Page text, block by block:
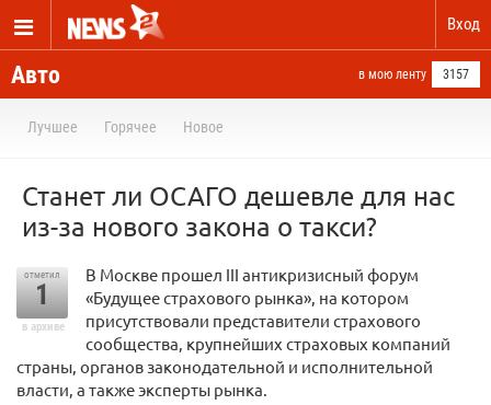
Вход
Авто в мою ленту 3157
Лучшее Горячее Новое
Станет ли ОСАГО дешевле для нас
из-за нового закона о такси?
отметил
1
в архиве
В Москве прошел III антикризисный форум
«Будущее страхового рынка», на котором
присутствовали представители страхового
сообщества, крупнейших страховых компаний
страны, органов законодательной и исполнительной
власти, а также эксперты рынка.